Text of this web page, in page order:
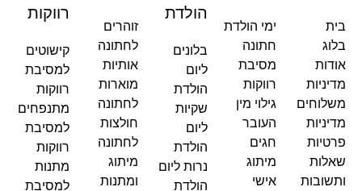
בית
בלוג
אודות
מדיניות
משלוחים
מדיניות
פרטיות
שאלות
ותשובות
ימי הולדת
חתונה
מסיבת
רווקות
גילוי מין
העובר
חגים
מיתוג
אישי
הולדת
בלונים
ליום
הולדת
שקיות
ליום
הולדת
נרות ליום
הולדת
זוהרים
לחתונה
אותיות
מוארות
לחתונה
חולצות
לחתונה
מיתוג
ומתנות
רווקות
קישוטים
למסיבת
רווקות
מתנפחים
למסיבת
רווקות
מתנות
למסיבת